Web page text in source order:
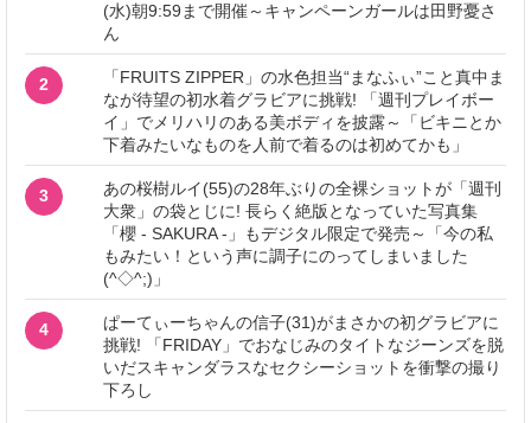
(水)朝9:59まで開催～キャンペーンガールは田野憂さ
ん
2
「FRUITS ZIPPER」の水色担当“まなふぃ”こと真中ま
なが待望の初水着グラビアに挑戦! 「週刊プレイボー
イ」でメリハリのある美ボディを披露～「ビキニとか
下着みたいなものを人前で着るのは初めてかも」
3
あの桜樹ルイ(55)の28年ぶりの全裸ショットが「週刊
大衆」の袋とじに! 長らく絶版となっていた写真集
「櫻 - SAKURA -」もデジタル限定で発売～「今の私
もみたい！という声に調子にのってしまいました
(^◇^;)」
4
ぱーてぃーちゃんの信子(31)がまさかの初グラビアに
挑戦! 「FRIDAY」でおなじみのタイトなジーンズを脱
いだスキャンダラスなセクシーショットを衝撃の撮り
下ろし